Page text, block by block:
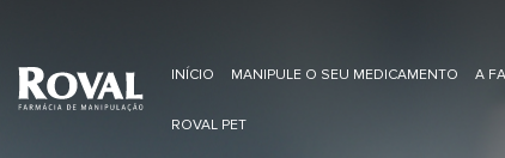
INÍCIO MANIPULE O SEU MEDICAMENTO A
ROVAL PET